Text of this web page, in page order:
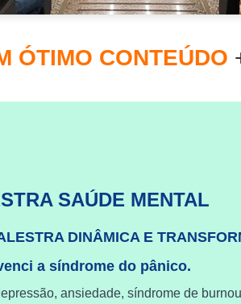
ÓTIMO CONTEÚDO
SAÚDE MENTAL
DINÂMICA E
a síndrome do pânico.
ansiedade, síndrome de